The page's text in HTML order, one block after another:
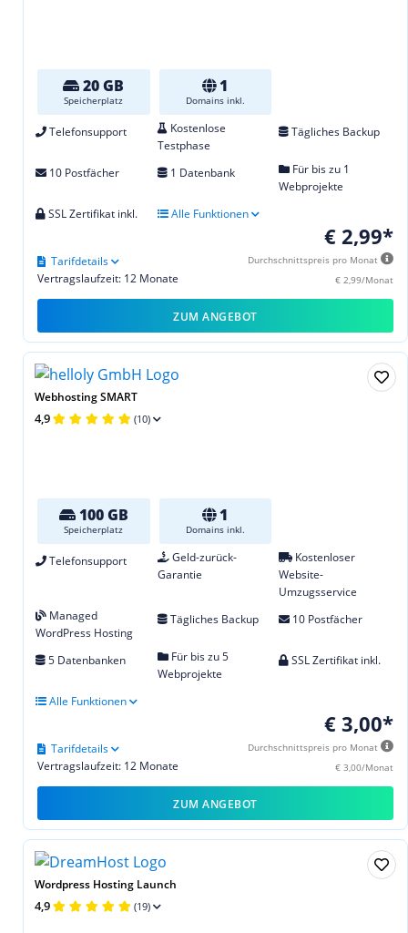
20 GB
Speicherplatz
1
Domains inkl.
Telefonsupport
Kostenlose
Testphase
Tägliches Backup
10 Postfächer 1 Datenbank
Für bis zu 1
Webprojekte
SSL Zertifikat inkl.
Alle Funktionen
€ 2,99*
Durchschnittspreis pro Monat
€ 2,99/Monat
Vertragslaufzeit: 12 Monate
Tarifdetails
ZUM ANGEBOT
Webhosting SMART
4,9 (10)
100 GB
Speicherplatz
1
Domains inkl.
Telefonsupport
Geld-zurück-
Garantie
Kostenloser
Website-
Umzugsservice
Managed
WordPress Hosting
Tägliches Backup 10 Postfächer
5 Datenbanken
Für bis zu 5
Webprojekte
SSL Zertifikat inkl.
Alle Funktionen
€ 3,00*
Durchschnittspreis pro Monat
€ 3,00/Monat
Vertragslaufzeit: 12 Monate
Tarifdetails
ZUM ANGEBOT
Wordpress Hosting Launch
4,9 (19)